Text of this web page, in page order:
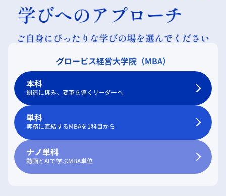
グロービス経営大学院（MBA）
本科
創造に挑み、変革を導くリーダーへ
単科
実務に直結するMBAを1科目から
ナノ単科
動画とAIで学ぶMBA単位